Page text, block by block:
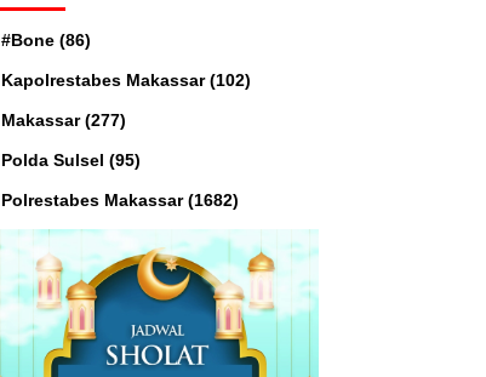
#Bone (86)
Kapolrestabes Makassar(102)
Makassar(277)
Polda Sulsel (95)
Polrestabes Makassar(1682)